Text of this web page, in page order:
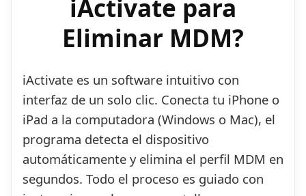
iActivate para
Eliminar MDM?
iActivate es un software intuitivo con
interfaz de un solo clic. Conecta tu iPhone o
iPad a la computadora (Windows o Mac), el
programa detecta el dispositivo
automáticamente y elimina el perfil MDM en
segundos. Todo el proceso es guiado con